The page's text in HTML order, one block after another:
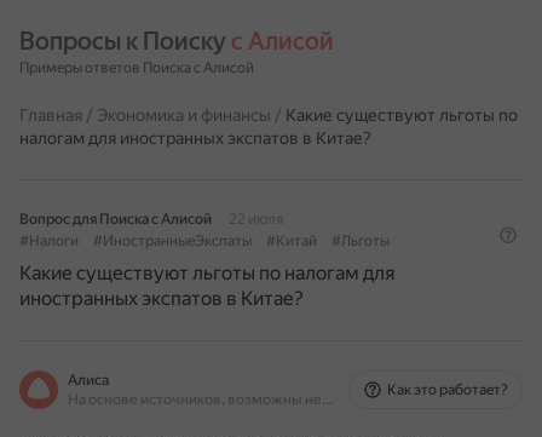
Вопросы к Поиску с Алисой
Примеры ответов Поиска с Алисой
Главная / Экономика и финансы / Какие существуют льготы по
налогам для иностранных экспатов в Китае?
Вопрос для Поиска с Алисой
22 июля
#Налоги
#ИностранныеЭкспаты #Китай #Льготы
Какие существуют льготы по налогам для
иностранных экспатов в Китае?
Алиса
На основе источников, возможны неточности
Как это работает?